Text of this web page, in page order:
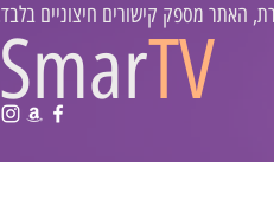
SmarTV
האתר מספק קישורים חיצוניים בלבד